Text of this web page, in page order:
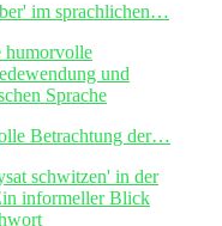
im sprachlichen…
Betrachtung der…